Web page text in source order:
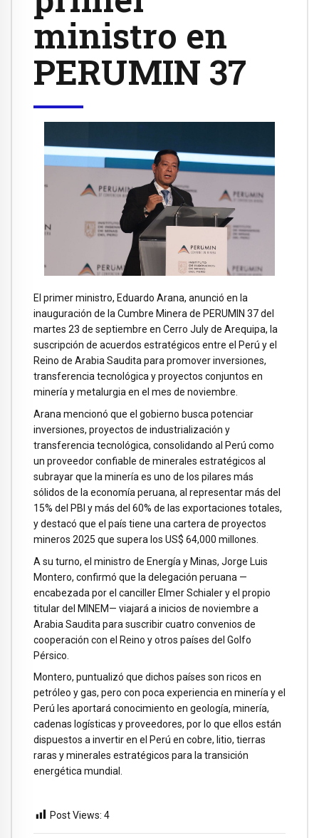
ministro en
PERUMIN 37
El primer ministro, Eduardo Arana, anunció en la
inauguración de la Cumbre Minera de PERUMIN 37 del
martes 23 de septiembre en Cerro July de Arequipa, la
suscripción de acuerdos estratégicos entre el Perú y el
Reino de Arabia Saudita para promover inversiones,
transferencia tecnológica y proyectos conjuntos en
minería y metalurgia en el mes de noviembre.
Arana mencionó que el gobierno busca potenciar
inversiones, proyectos de industrialización y
transferencia tecnológica, consolidando al Perú como
un proveedor confiable de minerales estratégicos al
subrayar que la minería es uno de los pilares más
sólidos de la economía peruana, al representar más del
15% del PBI y más del 60% de las exportaciones totales,
y destacó que el país tiene una cartera de proyectos
mineros 2025 que supera los US$ 64,000 millones.
A su turno, el ministro de Energía y Minas, Jorge Luis
Montero, confirmó que la delegación peruana —
encabezada por el canciller Elmer Schialer y el propio
titular del MINEM— viajará a inicios de noviembre a
Arabia Saudita para suscribir cuatro convenios de
cooperación con el Reino y otros países del Golfo
Pérsico.
Montero, puntualizó que dichos países son ricos en
petróleo y gas, pero con poca experiencia en minería y el
Perú les aportará conocimiento en geología, minería,
cadenas logísticas y proveedores, por lo que ellos están
dispuestos a invertir en el Perú en cobre, litio, tierras
raras y minerales estratégicos para la transición
energética mundial.
Post Views: 4